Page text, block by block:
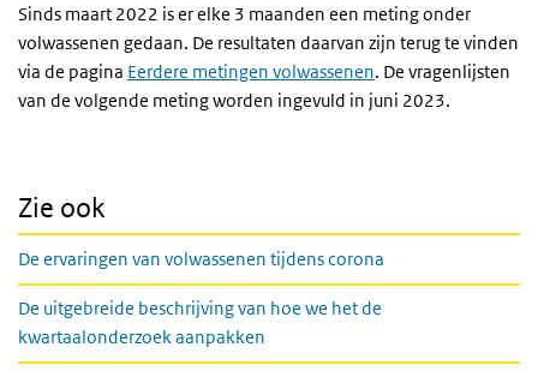
Sinds maart 2022 is er elke 3 maanden een meting onder
volwassenen gedaan. De resultaten daarvan zijn terug te vinden
via de pagina Eerdere metingen volwassenen. De vragenlijsten
van de volgende meting worden ingevuld in juni 2023.
Zie ook
De ervaringen van volwassenen tijdens corona
De uitgebreide beschrijving van hoe we het de
kwartaalonderzoek aanpakken